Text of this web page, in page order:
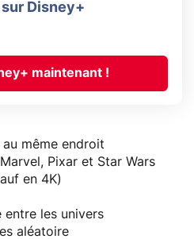
Disney+
maintenant !
au même endroit
Pixar et Star Wars
en 4K)
entre les univers
aléatoire